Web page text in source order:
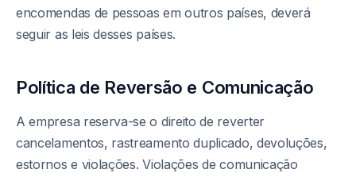
encomendas de pessoas em outros países, deverá
seguir as leis desses países.
Política de Reversão e Comunicação
A empresa reserva-se o direito de reverter
cancelamentos, rastreamento duplicado, devoluções,
estornos e violações. Violações de comunicação